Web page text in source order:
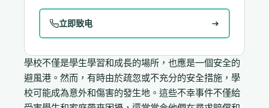
學校不僅是學生學習和成長的場所，也應是一個安全的
避風港。然而，有時由於疏忽或不充分的安全措施，學
校可能成為意外和傷害的發生地。這些不幸事件不僅給
立即致电